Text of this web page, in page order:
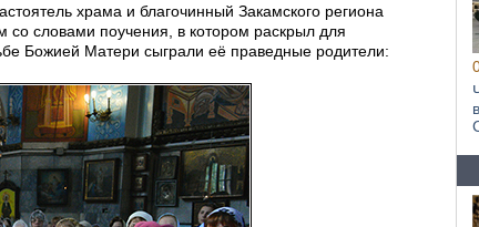
храма и благочинный Закамского региона
словами поучения, в котором раскрыл для
Божией Матери сыграли её праведные родители: